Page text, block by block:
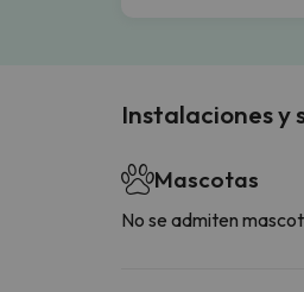
Instalaciones y
Mascotas
No se admiten